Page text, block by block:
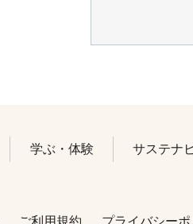
学ぶ・体験 サステナ
ご利用規約 プライバシー